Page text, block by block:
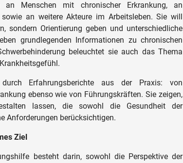
Menschen mit chronischer Erkrankung, an
an weitere Akteure im Arbeitsleben. Sie will
sondern Orientierung geben und unterschiedliche
grundlegenden Informationen zu chronischen
beleuchtet sie auch das Thema
Erfahrungsberichte aus der Praxis: von
ebenso wie von Führungskräften. Sie zeigen,
lassen, die sowohl die Gesundheit der
Anforderungen berücksichtigen.
Ziel
besteht darin, sowohl die Perspektive der